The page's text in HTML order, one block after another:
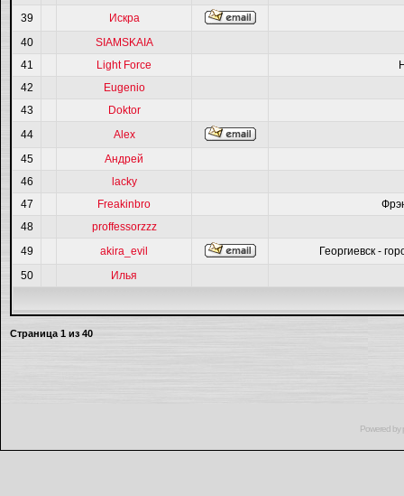
39
Искра
40
SIAMSKAIA
41
Light Force
42
Eugenio
43
Doktor
44
Alex
45
Андрей
46
lacky
47
Freakinbro
48
proffessorzzz
49
akira_evil
Георгиевск -
50
Илья
Страница 1 из 40
Powered by